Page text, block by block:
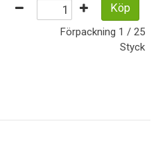
Köp
Förpackning 1 / 25
Styck